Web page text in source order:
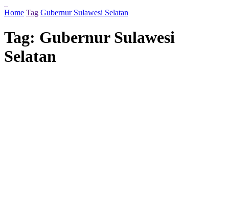
Home Tag Gubernur Sulawesi Selatan
Tag: Gubernur Sulawesi
Selatan